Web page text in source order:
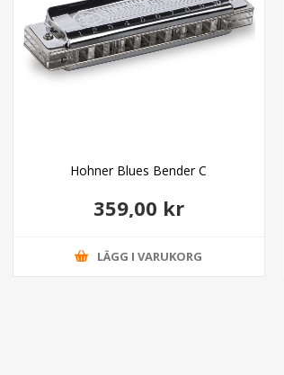
Hohner Blues Bender C
359,00 kr
LÄGG I VARUKORG